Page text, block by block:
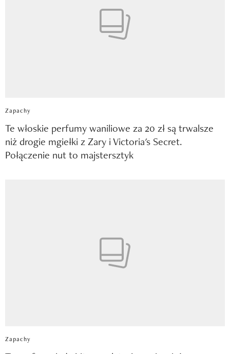
Zapachy
Te włoskie perfumy waniliowe za 20 zł są trwalsze
niż drogie mgiełki z Zary i Victoria's Secret.
Połączenie nut to majstersztyk
Zapachy